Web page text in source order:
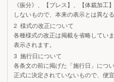
《振分》、【ブレス】、【体裁加工
しないもので、本来の表示とは異な
様式の改正について
各種様式の改正は掲載を省略してい
表示されます。
施行日について
各条文の前に掲げた「施行日」につ
正式に決定されていないもので、便